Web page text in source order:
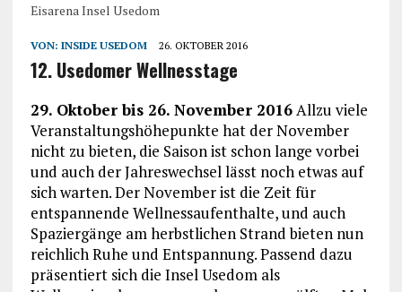
Eisarena Insel Usedom
VON: INSIDE USEDOM 26. OKTOBER 2016
12. Usedomer Wellnesstage
29. Oktober bis 26. November 2016Allzu viele
Veranstaltungshöhepunkte hat der November
nicht zu bieten, die Saison ist schon lange vorbei
und auch der Jahreswechsel lässt noch etwas auf
sich warten. Der November ist die Zeit für
entspannende Wellnessaufenthalte, und auch
Spaziergänge am herbstlichen Strand bieten nun
reichlich Ruhe und Entspannung. Passend dazu
präsentiert sich die Insel Usedom als